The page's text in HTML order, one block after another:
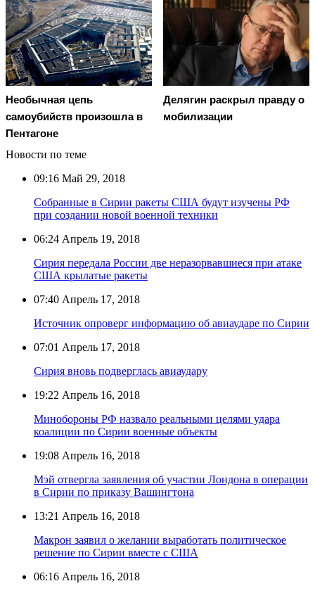
Необычная цепь
самоубийств произошла в
Пентагоне
Делягин раскрыл правду о
мобилизации
Новости по теме
09:16 Май 29, 2018
Собранные в Сирии ракеты США будут изучены РФ
при создании новой военной техники
06:24 Апрель 19, 2018
Сирия передала России две неразорвавшиеся при атаке
США крылатые ракеты
07:40 Апрель 17, 2018
Источник опроверг информацию об авиаударе по Сирии
07:01 Апрель 17, 2018
Сирия вновь подверглась авиаудару
19:22 Апрель 16, 2018
Минобороны РФ назвало реальными целями удара
коалиции по Сирии военные объекты
19:08 Апрель 16, 2018
Мэй отвергла заявления об участии Лондона в операции
в Сирии по приказу Вашингтона
13:21 Апрель 16, 2018
Макрон заявил о желании выработать политическое
решение по Сирии вместе с США
06:16 Апрель 16, 2018